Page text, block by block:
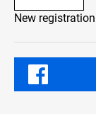
New registration